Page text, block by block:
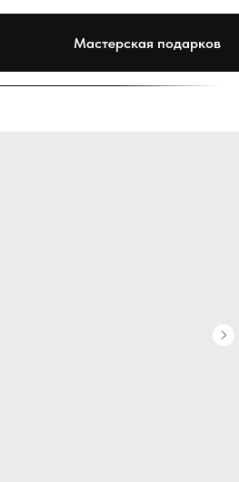
Мастерская подарков